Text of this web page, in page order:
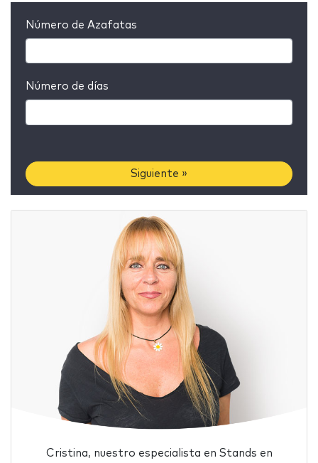
Número de Azafatas
Número de días
Siguiente »
Cristina, nuestro especialista en Stands en